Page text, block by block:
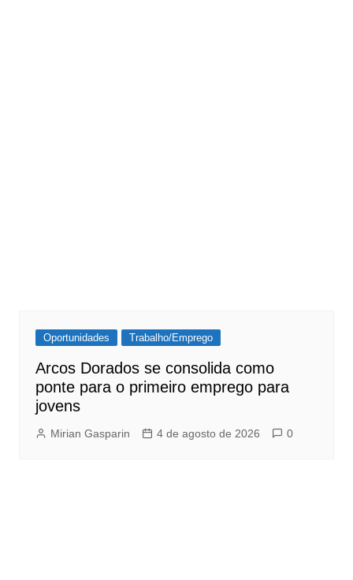
Oportunidades Trabalho/Emprego
Arcos Dorados se consolida como
ponte para o primeiro emprego para
jovens
Mirian Gasparin 4 de agosto de 2026 0